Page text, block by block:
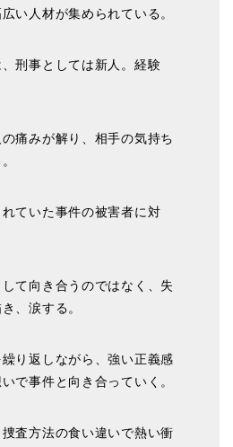
い人材が集められている。
刑事としては新人。経験
痛みが解り、相手の気持ち
ていた事件の被害者に対
て向き合うのではなく、失
、涙する。
り返しながら、強い正義感
で事件と向き合っていく。
査方法の食い違いで熱い衝